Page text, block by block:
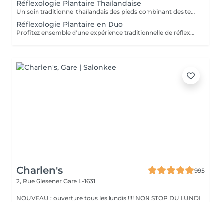
Réflexologie Plantaire Thaïlandaise
Un soin traditionnel thaïlandais des pieds combinant des techniques de massage et de pression appliquées aux pieds et au bas des jambes. Ce traitement relaxant aide à soulager les pieds fatigués, à stimuler la circulation, à réduire le stress et à retrouver une agréable sensation d'équilibre et de confort.
Réflexologie Plantaire en Duo
Profitez ensemble d'une expérience traditionnelle de réflexologie plantaire thaïlandaise. Grâce à des techniques de pression ciblées appliquées aux pieds et au bas des jambes, ce soin relaxant aide à soulager les pieds fatigués, stimuler la circulation et favoriser une agréable sensation d'équilibre et de bien-être.
Charlen's
995
2, Rue Glesener Gare L-1631
NOUVEAU : ouverture tous les lundis !!!! NON STOP DU LUNDI